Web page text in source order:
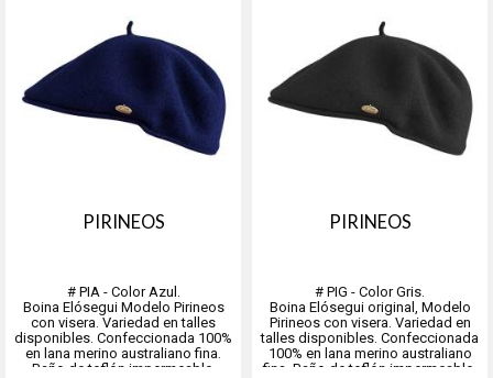
PIRINEOS
# PIA - Color Azul.
Boina Elósegui Modelo Pirineos
con visera. Variedad en talles
disponibles. Confeccionada 100%
en lana merino australiano fina.
Baño de teflón impermeable.
PIRINEOS
# PIG - Color Gris.
Boina Elósegui original, Modelo
Pirineos con visera. Variedad en
talles disponibles. Confeccionada
100% en lana merino australiano
fina. Baño de teflón impermeable.